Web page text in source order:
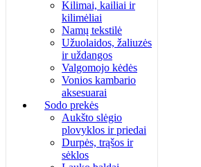
Kilimai, kailiai ir
kilimėliai
Namų tekstilė
Užuolaidos, žaliuzės
ir uždangos
Valgomojo kėdės
Vonios kambario
aksesuarai
Sodo prekės
Aukšto slėgio
plovyklos ir priedai
Durpės, trąšos ir
sėklos